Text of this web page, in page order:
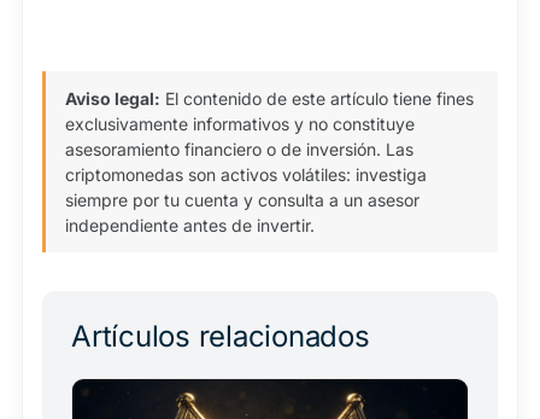
Aviso legal: El contenido de este artículo tiene fines
exclusivamente informativos y no constituye
asesoramiento financiero o de inversión. Las
criptomonedas son activos volátiles: investiga
siempre por tu cuenta y consulta a un asesor
independiente antes de invertir.
Artículos relacionados